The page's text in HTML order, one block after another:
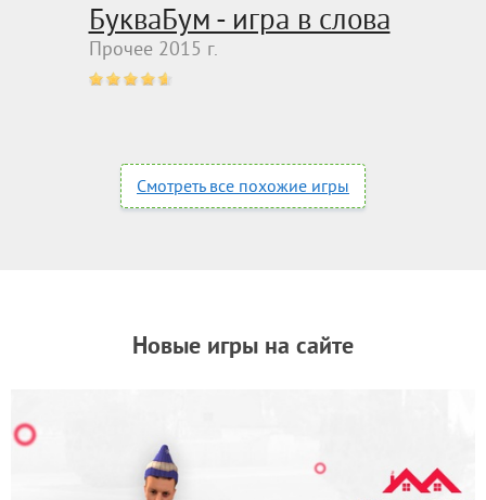
БукваБум - игра в слова
Прочее 2015 г.
Смотреть все похожие игры
Новые игры на сайте